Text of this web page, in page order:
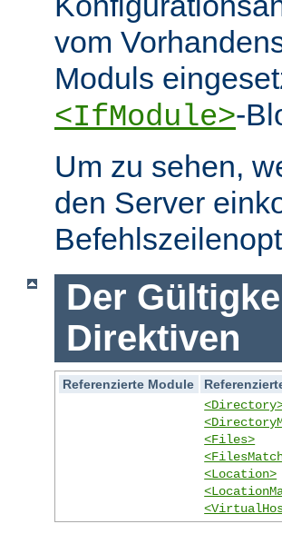
vom
Moduls
<IfModule>-
Um zu sehen,
den Server
Der
Direktiven
Referenzierte Module
<Files>
<Location>